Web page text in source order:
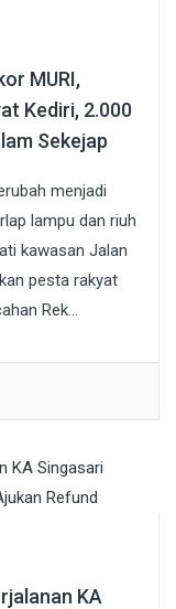
MURI,
Kediri, 2.000
Sekejap
menjadi
lampu dan riuh
kawasan Jalan
pesta rakyat
Rek...
KA